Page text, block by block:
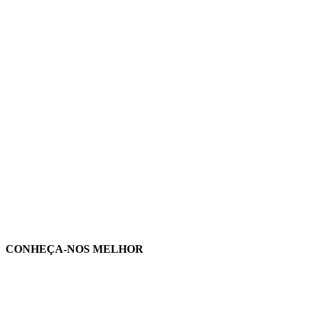
CONHEÇA-NOS MELHOR